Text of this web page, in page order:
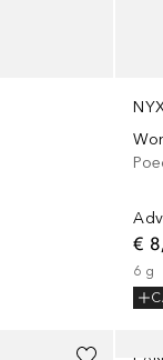
€
6 g